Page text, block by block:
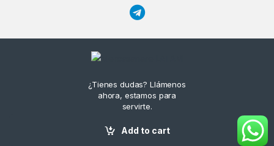
Add to cart
¿Tienes dudas? Llámenos
ahora, estamos para
servirte.
3154495382